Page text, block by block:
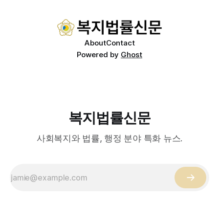
AboutContact
Powered by Ghost
복지법률신문
사회복지와 법률, 행정 분야 특화 뉴스.